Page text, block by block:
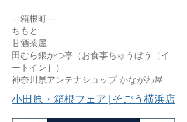
―箱根町―
ちもと
甘酒茶屋
田むら銀かつ亭（お食事ちゅうぼう［イ
ートイン］）
神奈川県アンテナショップ かながわ屋​
小田原・箱根フェア|そごう横浜店